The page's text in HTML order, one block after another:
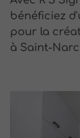
bénéficiez
pour la
à Saint-